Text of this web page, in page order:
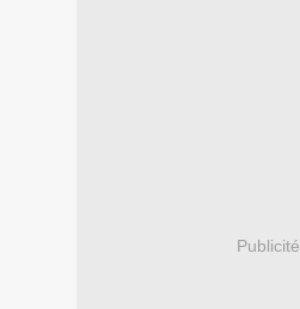
Publicité